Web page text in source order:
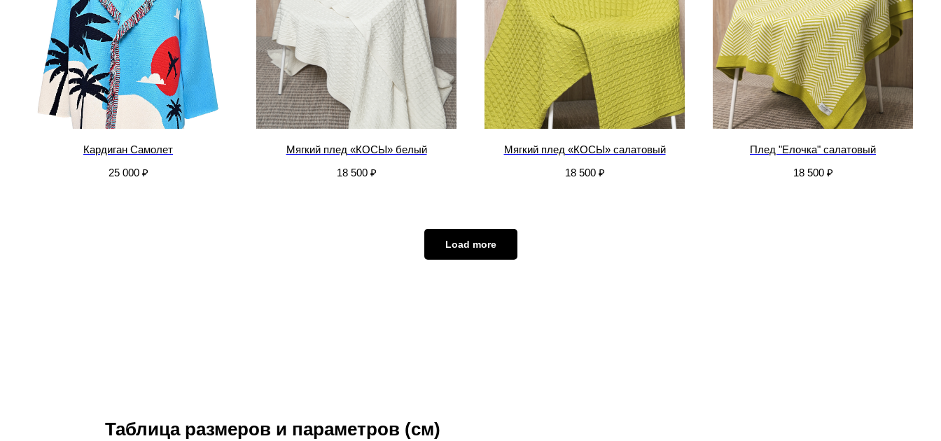
Кардиган Самолет
25 000 ₽
Мягкий плед «КОСЫ» белый
18 500 ₽
Мягкий плед «КОСЫ» салатовый
18 500 ₽
Плед "Елочка" салатовый
18 500 ₽
Load more
Таблица размеров и параметров (см)